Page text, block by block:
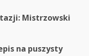
Mistrzowski
na puszysty